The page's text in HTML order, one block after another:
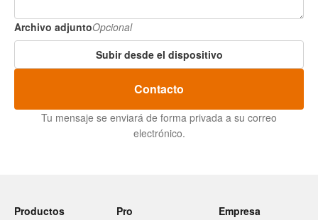
Archivo adjuntoOpcional
Subir desde el dispositivo
Contacto
Tu mensaje se enviará de forma privada a su correo
electrónico.
Productos
Pro
Empresa